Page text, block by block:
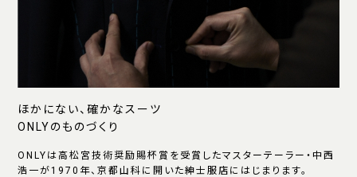
ほかにない、確かなスーツ
ONLYのものづくり
ONLYは高松宮技術奨励賜杯賞を受賞したマスターテーラー・中西
浩一が1970年、京都山科に開いた紳士服店にはじまります。